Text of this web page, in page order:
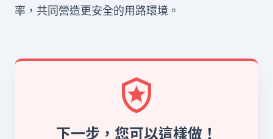
率，共同營造更安全的用路環境。
下一步，您可以這樣做！